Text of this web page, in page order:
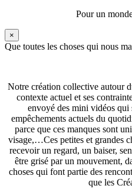
Pour un
×
Que toutes les choses qui nous
Notre création collective autour
contexte actuel et ses
envoyé des mini vidéos
empêchements actuels du
parce que ces manques sont
visage,…Ces petites et grandes
recevoir un regard, un baiser,
être grisé par un mouvement,
choses qui font partie des
que les